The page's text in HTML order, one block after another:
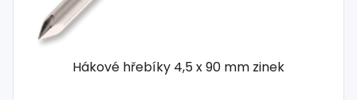
Hákové hřebíky 4,5 x 90 mm zinek